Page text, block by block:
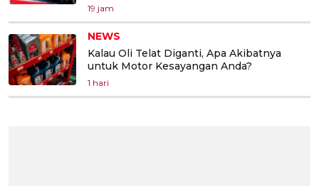
19 jam
NEWS
Kalau Oli Telat Diganti, Apa Akibatnya
untuk Motor Kesayangan Anda?
1 hari